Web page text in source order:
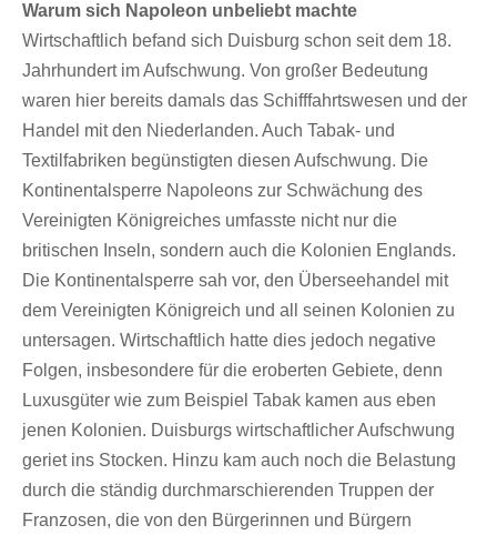
Warum sich Napoleon unbeliebt machte
Wirtschaftlich befand sich Duisburg schon seit dem 18.
Jahrhundert im Aufschwung. Von großer Bedeutung
waren hier bereits damals das Schifffahrtswesen und der
Handel mit den Niederlanden. Auch Tabak- und
Textilfabriken begünstigten diesen Aufschwung. Die
Kontinentalsperre Napoleons zur Schwächung des
Vereinigten Königreiches umfasste nicht nur die
britischen Inseln, sondern auch die Kolonien Englands.
Die Kontinentalsperre sah vor, den Überseehandel mit
dem Vereinigten Königreich und all seinen Kolonien zu
untersagen. Wirtschaftlich hatte dies jedoch negative
Folgen, insbesondere für die eroberten Gebiete, denn
Luxusgüter wie zum Beispiel Tabak kamen aus eben
jenen Kolonien. Duisburgs wirtschaftlicher Aufschwung
geriet ins Stocken. Hinzu kam auch noch die Belastung
durch die ständig durchmarschierenden Truppen der
Franzosen, die von den Bürgerinnen und Bürgern